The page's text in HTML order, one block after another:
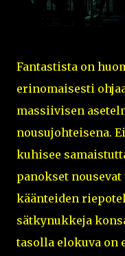
Fantastista on
erinomaisesti
massiivisen
nousujohteisena.
kuhisee
panokset
käänteiden
sätkynukkeja
tasolla elokuva on